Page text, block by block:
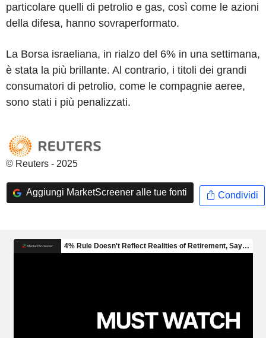
particolare quelli di petrolio e gas, così come le azioni
della difesa, hanno sovraperformato.
La Borsa israeliana, in rialzo del 6% in una settimana,
è stata la più brillante. Al contrario, i titoli dei grandi
consumatori di petrolio, come le compagnie aeree,
sono stati i più penalizzati.
© Reuters - 2025
Aggiungi MarketScreener alle tue fonti Condividi